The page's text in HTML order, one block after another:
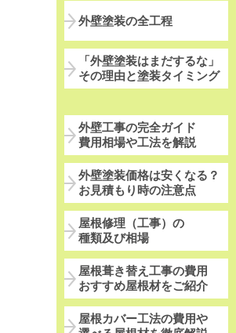
外壁塗装の全工程
「外壁塗装はまだするな」
その理由と塗装タイミング
外壁工事の完全ガイド
費用相場や工法を解説
外壁塗装価格は安くなる？
お見積もり時の注意点
屋根修理（工事）の
種類及び相場
屋根葺き替え工事の費用
おすすめ屋根材をご紹介
屋根カバー工法の費用や